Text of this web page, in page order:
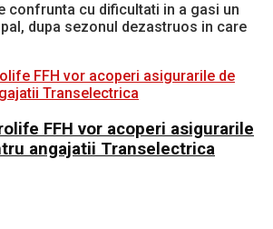
confrunta cu dificultati in a gasi un
dupa sezonul dezastruos in care
FFH vor acoperi asigurarile
angajatii Transelectrica